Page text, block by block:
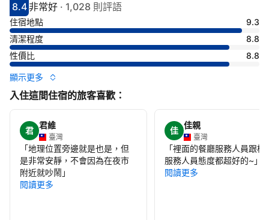
分數8.4分
8.4
評比非常好
非常好 · 1,028 則評語
住宿地點
9.3
清潔程度
8.8
性價比
8.8
顯示更多
入住這間住宿的旅客喜歡：
君
君維
臺灣
「地理位置旁邊就是也是，但
是非常安靜，不會因為在夜市
附近就吵鬧 」
閱讀更多
佳
佳親
臺灣
「裡面的餐廳服務人員跟櫃
服務人員態度都超好的~ 」
閱讀更多